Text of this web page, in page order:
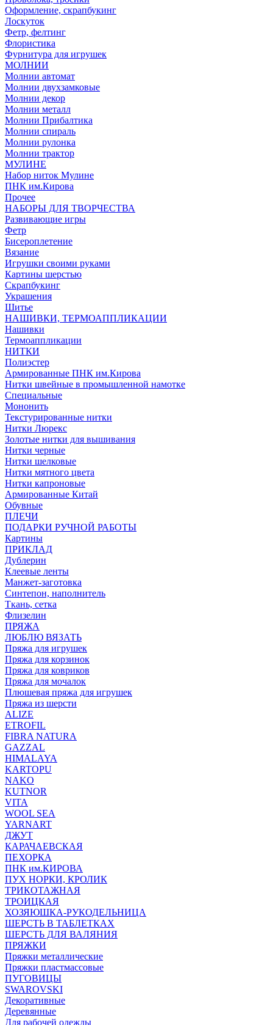
Оформление, скрапбукинг
Лоскуток
Фетр, фелтинг
Флористика
Фурнитура для игрушек
МОЛНИИ
Молнии автомат
Молнии двухзамковые
Молнии декор
Молнии металл
Молнии Прибалтика
Молнии спираль
Молнии рулонка
Молнии трактор
МУЛИНЕ
Набор ниток Мулине
ПНК им.Кирова
Прочее
НАБОРЫ ДЛЯ ТВОРЧЕСТВА
Развивающие игры
Фетр
Бисероплетение
Вязание
Игрушки своими руками
Картины шерстью
Скрапбукинг
Украшения
Шитье
НАШИВКИ, ТЕРМОАППЛИКАЦИИ
Нашивки
Термоаппликации
НИТКИ
Полиэстер
Армированные ПНК им.Кирова
Нитки швейные в промышленной намотке
Специальные
Мононить
Текстурированные нитки
Нитки Люрекс
Золотые нитки для вышивания
Нитки черные
Нитки шелковые
Нитки мятного цвета
Нитки капроновые
Армированные Китай
Обувные
ПЛЕЧИ
ПОДАРКИ РУЧНОЙ РАБОТЫ
Картины
ПРИКЛАД
Дублерин
Клеевые ленты
Манжет-заготовка
Синтепон, наполнитель
Ткань, сетка
Флизелин
ПРЯЖА
ЛЮБЛЮ ВЯЗАТЬ
Пряжа для игрушек
Пряжа для корзинок
Пряжа для ковриков
Пряжа для мочалок
Плюшевая пряжа для игрушек
Пряжа из шерсти
ALIZE
ETROFIL
FIBRA NATURA
GAZZAL
HIMALAYA
KARTOPU
NAKO
KUTNOR
VITA
WOOL SEA
YARNART
ДЖУТ
КАРАЧАЕВСКАЯ
ПЕХОРКА
ПНК им.КИРОВА
ПУХ НОРКИ, КРОЛИК
ТРИКОТАЖНАЯ
ТРОИЦКАЯ
ХОЗЯЮШКА-РУКОДЕЛЬНИЦА
ШЕРСТЬ В ТАБЛЕТКАХ
ШЕРСТЬ ДЛЯ ВАЛЯНИЯ
ПРЯЖКИ
Пряжки металлические
Пряжки пластмассовые
ПУГОВИЦЫ
SWAROVSKI
Декоративные
Деревянные
Для рабочей одежды